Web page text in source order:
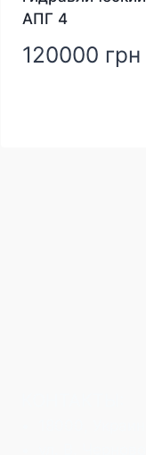
АПГ 4
120000 грн